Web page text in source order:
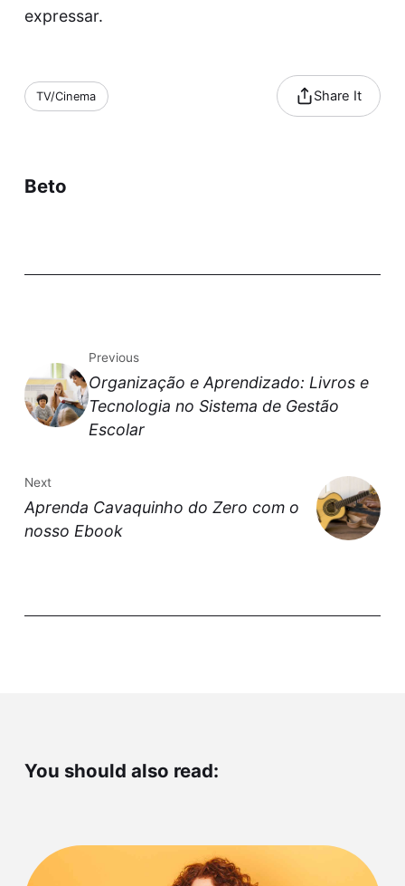
expressar.
TV/Cinema Share It
Beto
Previous
Organização e Aprendizado: Livros e
Tecnologia no Sistema de Gestão
Escolar
Next
Aprenda Cavaquinho do Zero com o
nosso Ebook
You should also read: